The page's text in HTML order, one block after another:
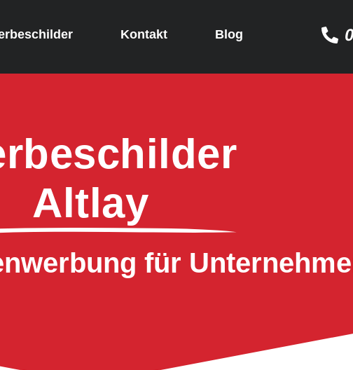
Kontakt Blog
Altlay
für